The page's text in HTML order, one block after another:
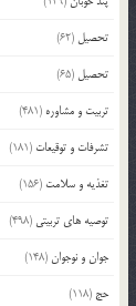
تحصیل (62)
تحصیل (65)
تربیت و مشاوره (481)
تشرفات و توقیعات (181)
تغذیه و سلامت (156)
توصیه های تربیتی (498)
جوان و نوجوان(148)
حج (118)